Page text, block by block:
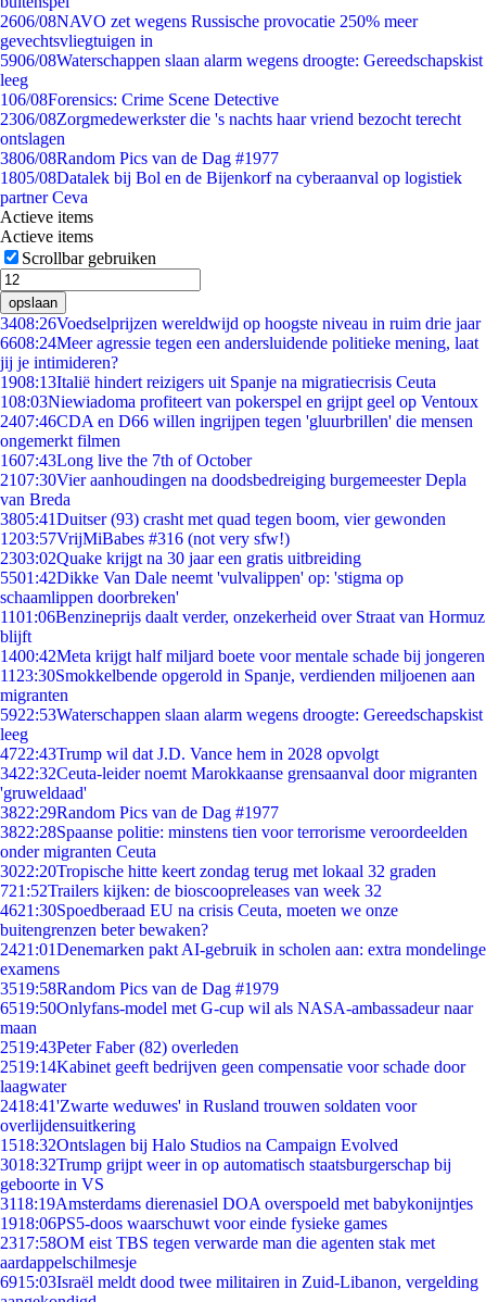
2606/08NAVO zet wegens Russische provocatie 250% meer
gevechtsvliegtuigen in
5906/08Waterschappen slaan alarm wegens droogte: Gereedschapskist
leeg
106/08Forensics: Crime Scene Detective
2306/08Zorgmedewerkster die 's nachts haar vriend bezocht terecht
ontslagen
3806/08Random Pics van de Dag #1977
1805/08Datalek bij Bol en de Bijenkorf na cyberaanval op logistiek
partner Ceva
Actieve items
Actieve items
Scrollbar gebruiken
opslaan
3408:26Voedselprijzen wereldwijd op hoogste niveau in ruim drie jaar
6608:24Meer agressie tegen een andersluidende politieke mening, laat
jij je intimideren?
1908:13Italië hindert reizigers uit Spanje na migratiecrisis Ceuta
108:03Niewiadoma profiteert van pokerspel en grijpt geel op Ventoux
2407:46CDA en D66 willen ingrijpen tegen 'gluurbrillen' die mensen
ongemerkt filmen
1607:43Long live the 7th of October
2107:30Vier aanhoudingen na doodsbedreiging burgemeester Depla
van Breda
3805:41Duitser (93) crasht met quad tegen boom, vier gewonden
1203:57VrijMiBabes #316 (not very sfw!)
2303:02Quake krijgt na 30 jaar een gratis uitbreiding
5501:42Dikke Van Dale neemt 'vulvalippen' op: 'stigma op
schaamlippen doorbreken'
1101:06Benzineprijs daalt verder, onzekerheid over Straat van Hormuz
blijft
1400:42Meta krijgt half miljard boete voor mentale schade bij jongeren
11 23:30Smokkelbende opgerold in Spanje, verdienden miljoenen aan
migranten
5922:53Waterschappen slaan alarm wegens droogte: Gereedschapskist
leeg
4722:43Trump wil dat J.D. Vance hem in 2028 opvolgt
3422:32Ceuta-leider noemt Marokkaanse grensaanval door migranten
'gruweldaad'
3822:29Random Pics van de Dag #1977
3822:28Spaanse politie: minstens tien voor terrorisme veroordeelden
onder migranten Ceuta
3022:20Tropische hitte keert zondag terug met lokaal 32 graden
721:52Trailers kijken: de bioscoopreleases van week 32
4621:30Spoedberaad EU na crisis Ceuta, moeten we onze
buitengrenzen beter bewaken?
2421:01Denemarken pakt AI-gebruik in scholen aan: extra mondelinge
examens
3519:58Random Pics van de Dag #1979
6519:50Onlyfans-model met G-cup wil als NASA-ambassadeur naar
maan
2519:43Peter Faber (82) overleden
2519:14Kabinet geeft bedrijven geen compensatie voor schade door
laagwater
2418:41'Zwarte weduwes' in Rusland trouwen soldaten voor
overlijdensuitkering
1518:32Ontslagen bij Halo Studios na Campaign Evolved
3018:32Trump grijpt weer in op automatisch staatsburgerschap bij
geboorte in VS
3118:19Amsterdams dierenasiel DOA overspoeld met babykonijntjes
1918:06PS5-doos waarschuwt voor einde fysieke games
2317:58OM eist TBS tegen verwarde man die agenten stak met
aardappelschilmesje
6915:03Israël meldt dood twee militairen in Zuid-Libanon, vergelding